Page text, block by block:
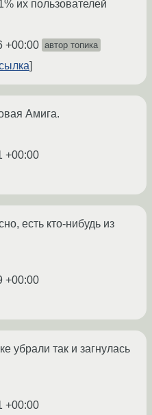
их пользователей
+00:00 автор топика
Амига.
+00:00
есть кто-нибудь из
+00:00
убрали так и загнулась
+00:00